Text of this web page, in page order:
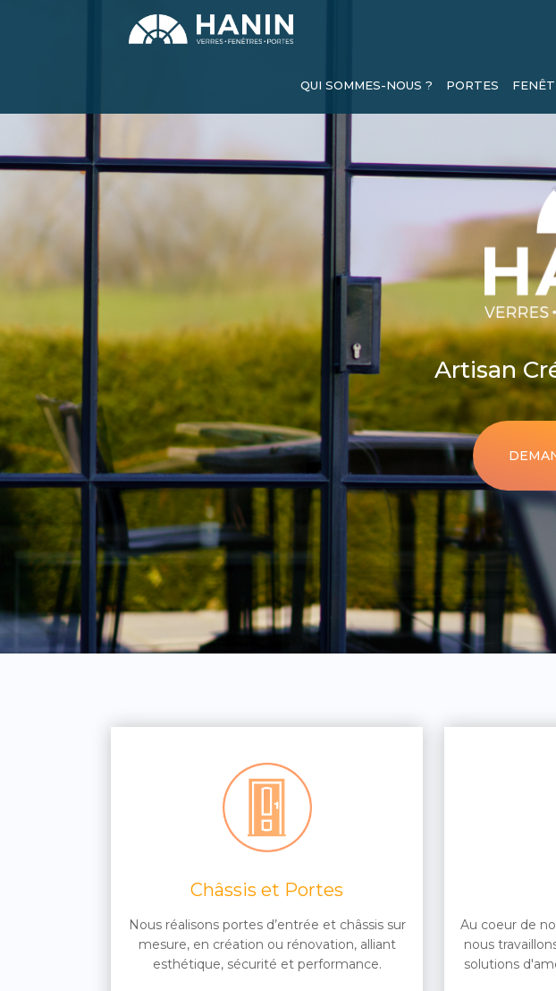
QUI SOMMES-NOUS ? PORTES
Artisan
Châssis et Portes
Nous réalisons portes d’entrée et châssis sur
mesure, en création ou rénovation, alliant
esthétique, sécurité et performance.
Au coeur de
nous
solutions